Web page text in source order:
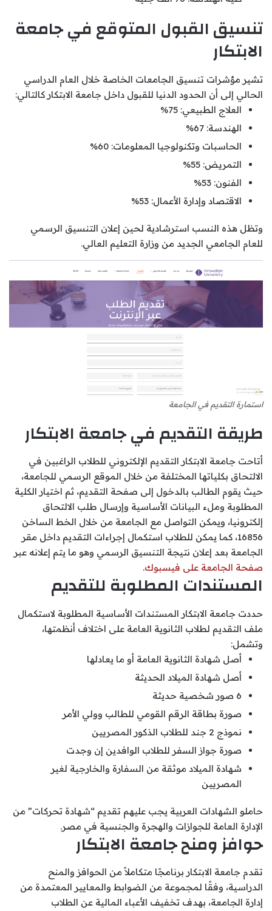
تنسيق القبول المتوقع في جامعة
الابتكار
تشير مؤشرات تنسيق الجامعات الخاصة خلال العام الدراسي
الحالي إلى أن الحدود الدنيا للقبول داخل جامعة الابتكار كالتالي:
العلاج الطبيعي: 75%
الهندسة: 67%
الحاسبات وتكنولوجيا المعلومات: 60%
التمريض: 55%
الفنون: 53%
الاقتصاد وإدارة الأعمال: 53%
وتظل هذه النسب استرشادية لحين إعلان التنسيق الرسمي
للعام الجامعي الجديد من وزارة التعليم العالي.
استمارة التقديم في الجامعة
طريقة التقديم في جامعة الابتكار
أتاحت جامعة الابتكار التقديم الإلكتروني للطلاب الراغبين في
الالتحاق بكلياتها المختلفة من خلال الموقع الرسمي للجامعة،
حيث يقوم الطالب بالدخول إلى صفحة التقديم، ثم اختيار الكلية
المطلوبة وملء البيانات الأساسية وإرسال طلب الالتحاق
إلكترونيا، ويمكن التواصل مع الجامعة من خلال الخط الساخن
16856، كما يمكن للطلاب استكمال إجراءات التقديم داخل مقر
الجامعة بعد إعلان نتيجة التنسيق الرسمي وهو ما يتم إعلانه عبر
صفحة الجامعة على فيسبوك.
المستندات المطلوبة للتقديم
حددت جامعة الابتكار المستندات الأساسية المطلوبة لاستكمال
ملف التقديم لطلاب الثانوية العامة على اختلاف أنظمتها،
وتشمل:
أصل شهادة الثانوية العامة أو ما يعادلها
أصل شهادة الميلاد الحديثة
6 صور شخصية حديثة
صورة بطاقة الرقم القومي للطالب وولي الأمر
نموذج 2 جند للطلاب الذكور المصريين
صورة جواز السفر للطلاب الوافدين إن وجدت
شهادة الميلاد موثقة من السفارة والخارجية لغير
المصريين
حاملو الشهادات العربية يجب عليهم تقديم “شهادة تحركات” من
الإدارة العامة للجوازات والهجرة والجنسية في مصر.
حوافز ومنح جامعة الابتكار
تقدم جامعة الابتكار برنامجًا متكاملاً من الحوافز والمنح
الدراسية، وفقًا لمجموعة من الضوابط والمعايير المعتمدة من
إدارة الجامعة، بهدف تخفيف الأعباء المالية عن الطلاب